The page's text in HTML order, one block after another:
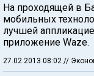
На проходящей в
мобильных
лучшей
приложение Waze.
27.02.2013 08:02 //